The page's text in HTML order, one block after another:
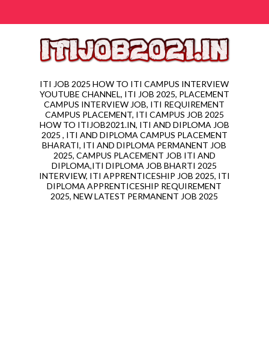
ITI JOB 2025 HOW TO ITI CAMPUS INTERVIEW
YOUTUBE CHANNEL, ITI JOB 2025, PLACEMENT
CAMPUS INTERVIEW JOB, ITI REQUIREMENT
CAMPUS PLACEMENT, ITI CAMPUS JOB 2025
HOW TO ITIJOB2021.IN, ITI AND DIPLOMA JOB
2025 , ITI AND DIPLOMA CAMPUS PLACEMENT
BHARATI, ITI AND DIPLOMA PERMANENT JOB
2025, CAMPUS PLACEMENT JOB ITI AND
DIPLOMA,ITI DIPLOMA JOB BHARTI 2025
INTERVIEW, ITI APPRENTICESHIP JOB 2025, ITI
DIPLOMA APPRENTICESHIP REQUIREMENT
2025, NEW LATEST PERMANENT JOB 2025